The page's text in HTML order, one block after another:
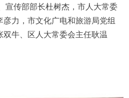
宣传部部长杜树杰，市人大常委
力，市文化广电和旅游局党组
牛、区人大常委会主任耿温